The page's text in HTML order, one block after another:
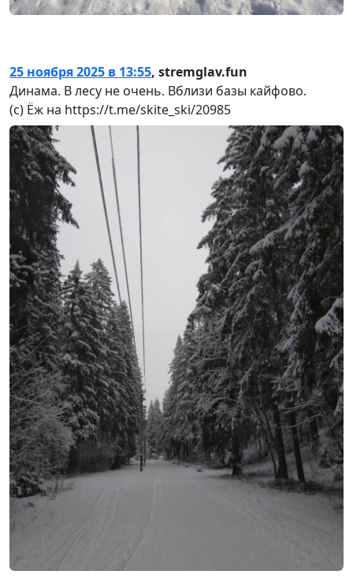
25 ноября 2025 в 13:55, stremglav.fun
Динама. В лесу не очень. Вблизи базы кайфово.
(с) Ёж на https://t.me/skite_ski/20985